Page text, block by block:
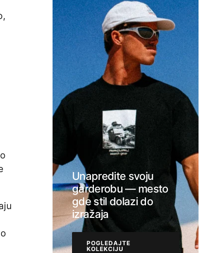
Unapredite svoju
garderobu — mesto
gde stil dolazi do
izražaja
POGLEDAJTE
KOLEKCIJU